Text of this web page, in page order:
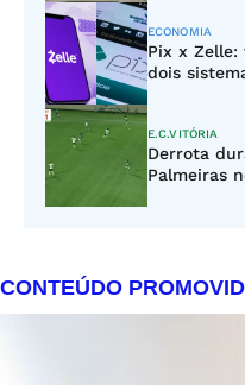
ECONOMIA
Pix x Zelle:
dois
E.C.VITÓRIA
Derrota
Palmeiras